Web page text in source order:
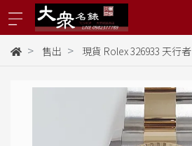
售出 現貨 Rolex 326933 天行